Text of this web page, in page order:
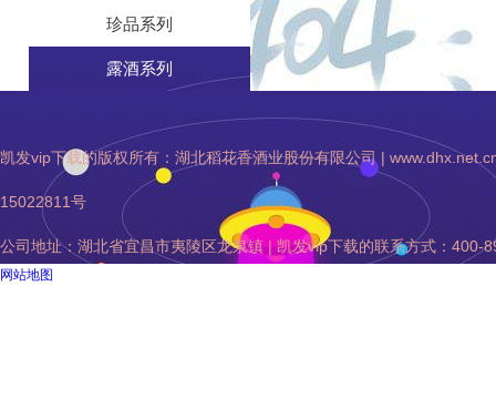
珍品系列
露酒系列
凯发vip下载的版权所有：湖北稻花香酒业股份有限公司 |
15022811号
公司地址：湖北省宜昌市夷陵区龙泉镇 | 凯发vip下载的联系方式：400-
网站地图